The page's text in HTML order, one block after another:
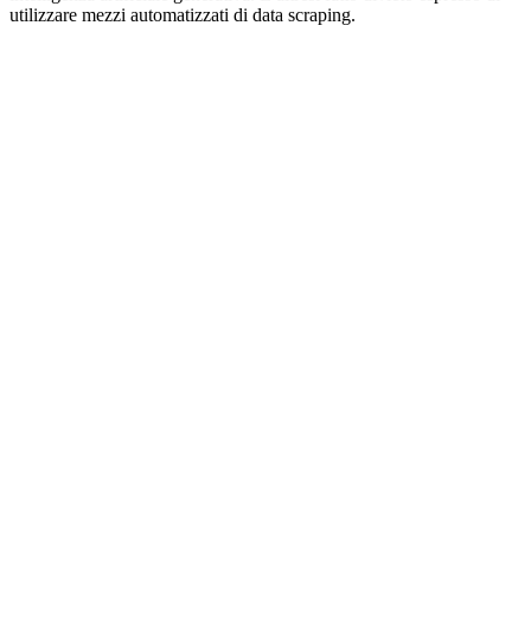
utilizzare mezzi automatizzati di data scraping.